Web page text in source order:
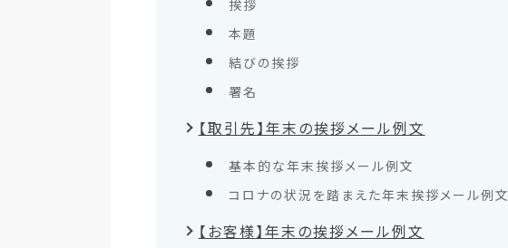
挨拶
本題
結びの挨拶
署名
【取引先】年末の挨拶メール例文
基本的な年末挨拶メール例文
コロナの状況を踏まえた年末挨拶メール例文
【お客様】年末の挨拶メール例文